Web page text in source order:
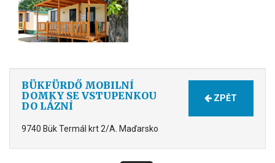
BÜKFÜRDŐ MOBILNÍ
DOMKY SE VSTUPENKOU
DO LÁZNÍ
9740 Bük Termál krt 2/A. Maďarsko
ZPĚT